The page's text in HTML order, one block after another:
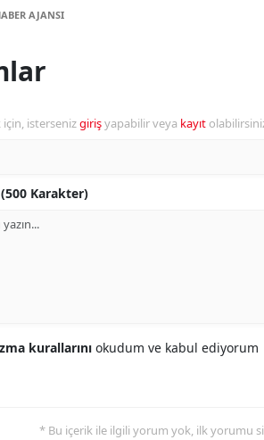
İstanbul
AJANSI
istersenizgirişyapabilir veya kayıt
Karakter)
kurallarını okudum ve kabul ediyorum
* Bu içerik ile ilgili yorum yok, ilk yorumu